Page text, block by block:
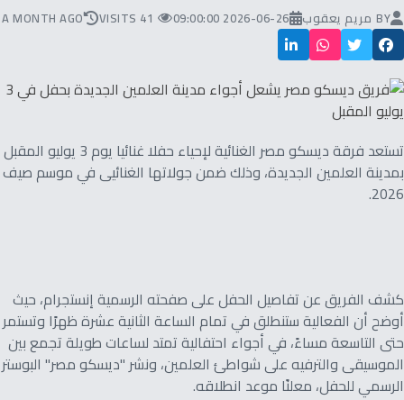
BY مريم يعقوب 2026-06-26 09:00:00
41 VISITS
A MONTH AGO
تستعد فرقة ديسكو مصر الغنائية لإحياء حفلا غنائيا يوم 3 يوليو المقبل
بمدينة العلمين الجديدة، وذلك ضمن جولاتها الغنائيى في موسم صيف
2026.
كشف الفريق عن تفاصيل الحفل على صفحته الرسمية إنستجرام، حيث
أوضح أن الفعالية ستنطلق في تمام الساعة الثانية عشرة ظهرًا وتستمر
حتى التاسعة مساءً، في أجواء احتفالية تمتد لساعات طويلة تجمع بين
الموسيقى والترفيه على شواطئ العلمين، ونشر "ديسكو مصر" البوستر
الرسمي للحفل، معلنًا موعد انطلاقه.